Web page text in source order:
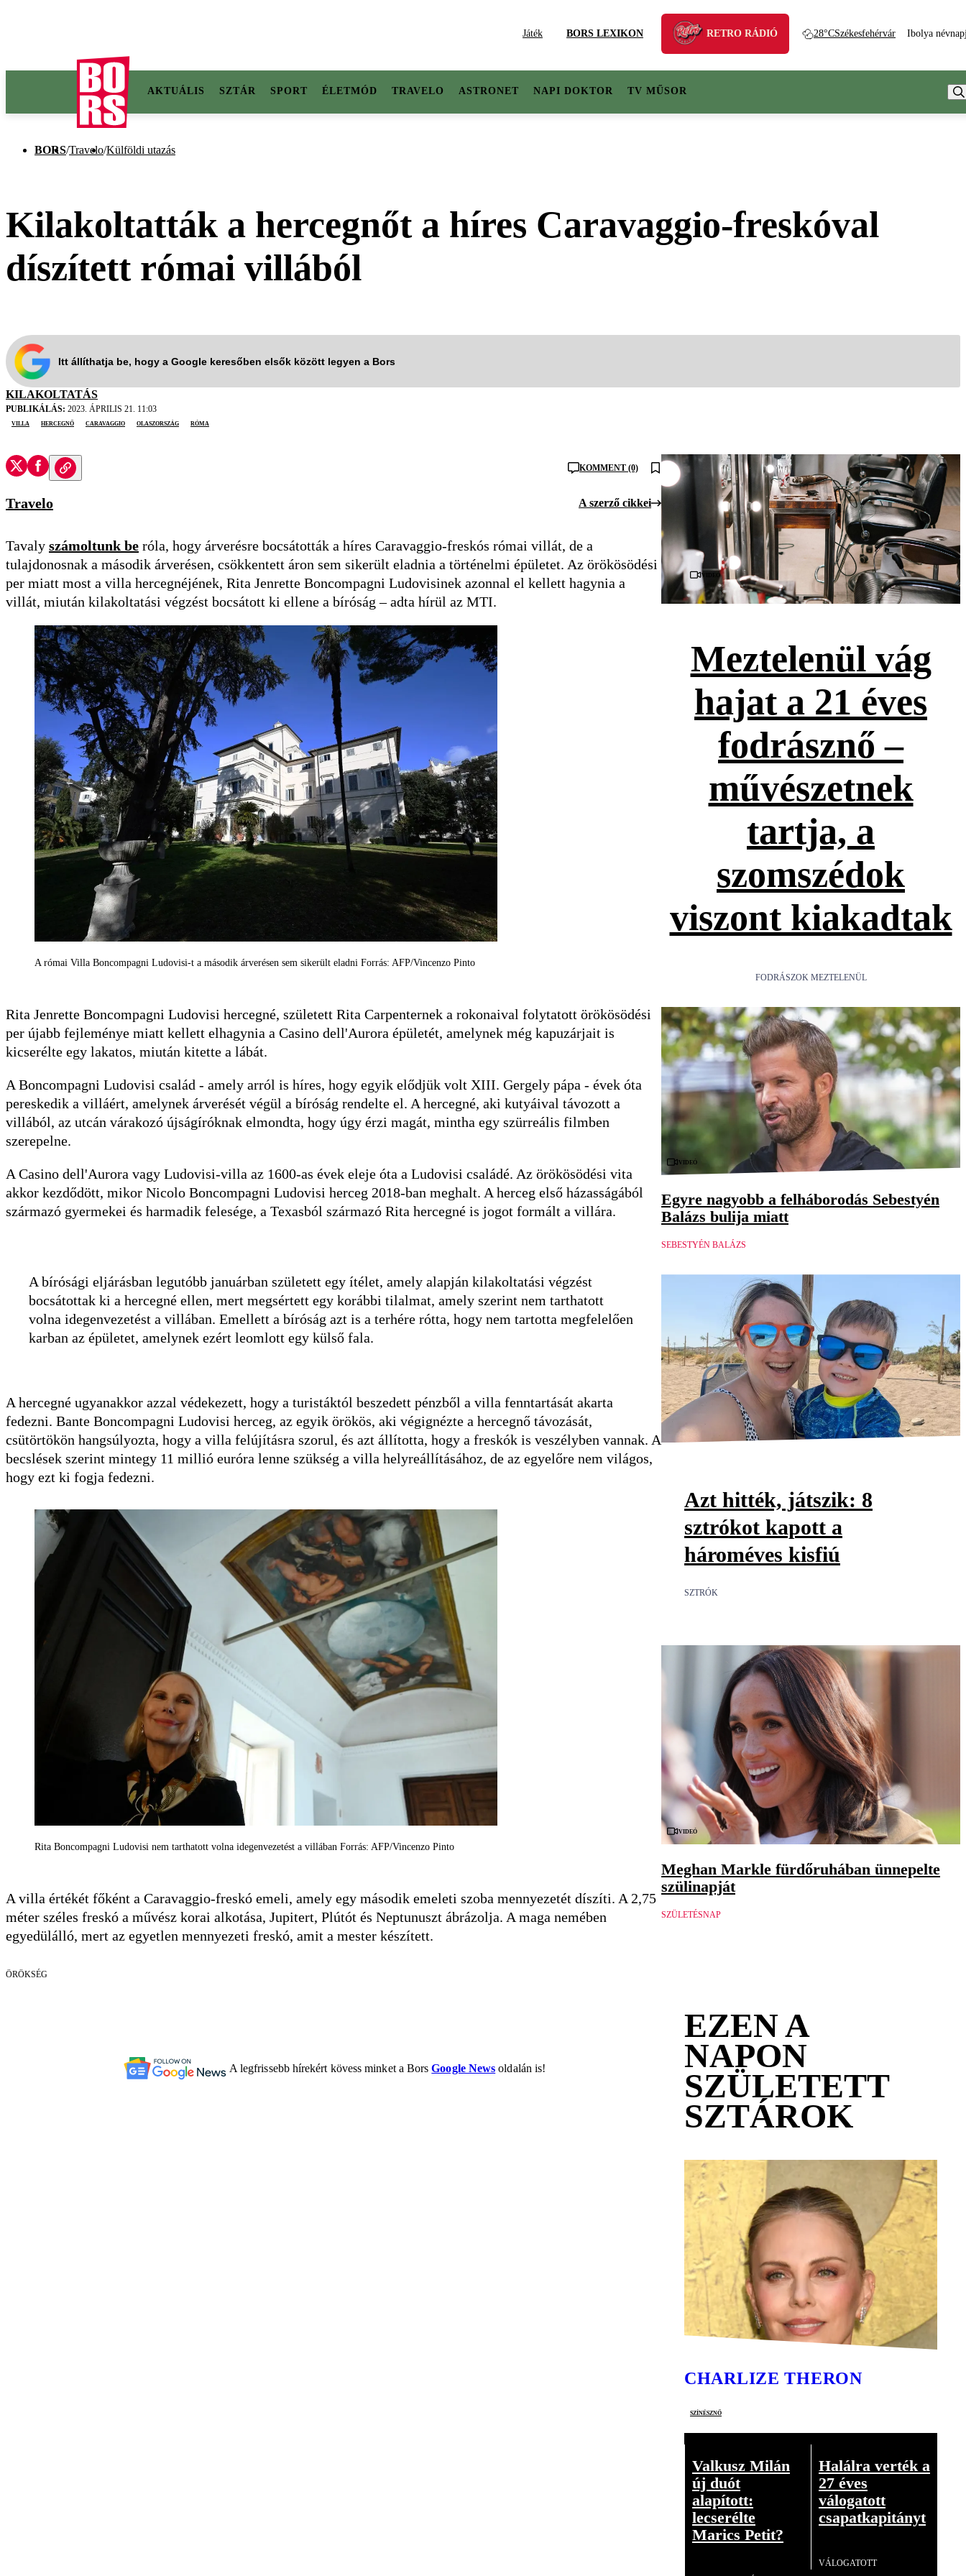
Játék BORS LEXIKON RETRO RÁDIÓ 28°CSzékesfehérvár Ibolya
AKTUÁLIS SZTÁR SPORT ÉLETMÓD TRAVELO ASTRONET NAPI DOKTOR TV MŰSOR
BORS/Travelo/Külföldi utazás
Kilakoltatták a hercegnőt a híres Caravaggio-freskóval
díszített római villából
Itt állíthatja be, hogy a Google keresőben elsők között legyen a Bors
KILAKOLTATÁS
PUBLIKÁLÁS: 2023. ÁPRILIS 21. 11:03
villa
hercegnő CARAVAGGIO Olaszország Róma
KOMMENT (0)
Travelo A szerző cikkei
Tavaly számoltunk be róla, hogy árverésre bocsátották a híres Caravaggio-freskós római villát, de a
tulajdonosnak a második árverésen, csökkentett áron sem sikerült eladnia a történelmi épületet. Az örökösödési
per miatt most a villa hercegnéjének, Rita Jenrette Boncompagni Ludovisinek azonnal el kellett hagynia a
villát, miután kilakoltatási végzést bocsátott ki ellene a bíróság – adta hírül az MTI.
A római Villa Boncompagni Ludovisi-t a második árverésen sem sikerült eladni Forrás: AFP/Vincenzo Pinto
Rita Jenrette Boncompagni Ludovisi hercegné, született Rita Carpenternek a rokonaival folytatott örökösödési
per újabb fejleménye miatt kellett elhagynia a Casino dell'Aurora épületét, amelynek még kapuzárjait is
kicserélte egy lakatos, miután kitette a lábát.
A Boncompagni Ludovisi család - amely arról is híres, hogy egyik elődjük volt XIII. Gergely pápa - évek óta
pereskedik a villáért, amelynek árverését végül a bíróság rendelte el. A hercegné, aki kutyáival távozott a
villából, az utcán várakozó újságíróknak elmondta, hogy úgy érzi magát, mintha egy szürreális filmben
szerepelne.
A Casino dell'Aurora vagy Ludovisi-villa az 1600-as évek eleje óta a Ludovisi családé. Az örökösödési vita
akkor kezdődött, mikor Nicolo Boncompagni Ludovisi herceg 2018-ban meghalt. A herceg első házasságából
származó gyermekei és harmadik felesége, a Texasból származó Rita hercegné is jogot formált a villára.
A bírósági eljárásban legutóbb januárban született egy ítélet, amely alapján kilakoltatási végzést
bocsátottak ki a hercegné ellen, mert megsértett egy korábbi tilalmat, amely szerint nem tarthatott
volna idegenvezetést a villában. Emellett a bíróság azt is a terhére rótta, hogy nem tartotta megfelelően
karban az épületet, amelynek ezért leomlott egy külső fala.
A hercegné ugyanakkor azzal védekezett, hogy a turistáktól beszedett pénzből a villa fenntartását akarta
fedezni. Bante Boncompagni Ludovisi herceg, az egyik örökös, aki végignézte a hercegnő távozását,
csütörtökön hangsúlyozta, hogy a villa felújításra szorul, és azt állította, hogy a freskók is veszélyben vannak. A
becslések szerint mintegy 11 millió euróra lenne szükség a villa helyreállításához, de az egyelőre nem világos,
hogy ezt ki fogja fedezni.
Rita Boncompagni Ludovisi nem tarthatott volna idegenvezetést a villában Forrás: AFP/Vincenzo Pinto
A villa értékét főként a Caravaggio-freskó emeli, amely egy második emeleti szoba mennyezetét díszíti. A 2,75
méter széles freskó a művész korai alkotása, Jupitert, Plútót és Neptunuszt ábrázolja. A maga nemében
egyedülálló, mert az egyetlen mennyezeti freskó, amit a mester készített.
ÖRÖKSÉG
A legfrissebb hírekért kövess minket a BorsGoogle News oldalán is!
Videó
Meztelenül vág
hajat a 21 éves
fodrásznő –
művészetnek
tartja, a
szomszédok
viszont kiakadtak
FODRÁSZOK MEZTELENÜL
Videó
Egyre nagyobb a felháborodás Sebestyén
Balázs bulija miatt
SEBESTYÉN BALÁZS
Azt hitték, játszik: 8
sztrókot kapott a
hároméves kisfiú
SZTRÓK
Videó
Meghan Markle fürdőruhában ünnepelte
szülinapját
SZÜLETÉSNAP
EZEN A
NAPON
SZÜLETETT
SZTÁROK
CHARLIZE THERON
színésznő
Valkusz Milán
új duót
alapított:
lecserélte
Marics Petit?
Halálra verték a
27 éves
válogatott
csapatkapitányt
VÁLOGATOTT